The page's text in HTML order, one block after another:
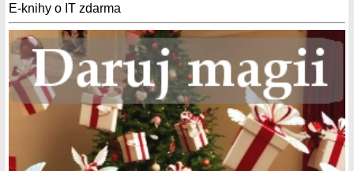
E-knihy o IT zdarma